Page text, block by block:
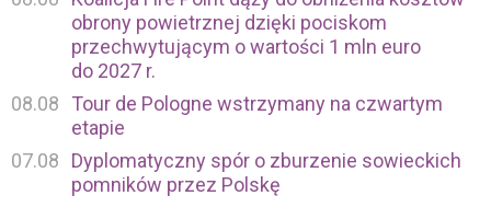
obrony powietrznej dzięki pociskom
przechwytującym o wartości 1 mln euro
do 2027 r.
08.08
Tour de Pologne wstrzymany na czwartym
etapie
07.08
Dyplomatyczny spór o zburzenie sowieckich
pomników przez Polskę